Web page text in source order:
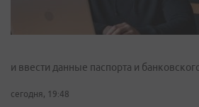
и ввести данные паспорта и
сегодня, 19:48